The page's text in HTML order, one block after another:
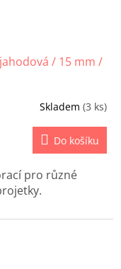
/ 15 mm /
Skladem (3 ks)
Do košíku
pro různé